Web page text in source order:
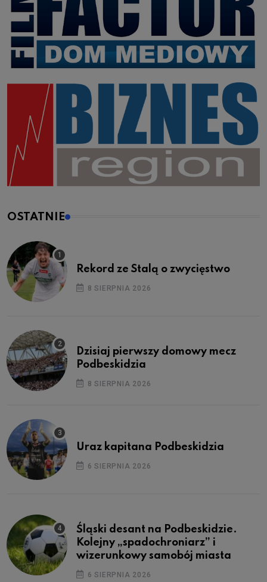
OSTATNIE
Rekord ze Stalą o zwycięstwo
8 SIERPNIA 2026
Dzisiaj pierwszy domowy mecz
Podbeskidzia
8 SIERPNIA 2026
Uraz kapitana Podbeskidzia
6 SIERPNIA 2026
Śląski desant na Podbeskidzie.
Kolejny „spadochroniarz” i
wizerunkowy samobój miasta
6 SIERPNIA 2026